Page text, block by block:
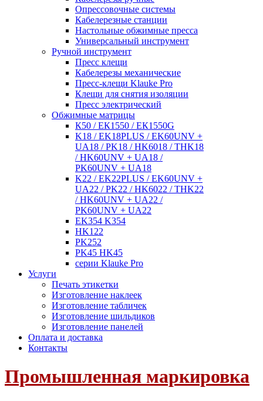
Опрессовочные системы
Кабелерезные станции
Настольные обжимные пресса
Универсальный инструмент
Ручной инструмент
Пресс клещи
Кабелерезы механические
Пресс-клещи Klauke Pro
Клещи для снятия изоляции
Пресс электрический
Обжимные матрицы
К50 / ЕК1550 / ЕК1550G
K18 / EK18PLUS / EK60UNV +
UA18 / PK18 / HK6018 / THK18
/ HK60UNV + UA18 /
PK60UNV + UA18
K22 / EK22PLUS / EK60UNV +
UA22 / PK22 / HK6022 / THK22
/ HK60UNV + UA22 /
PK60UNV + UA22
EK354 K354
HK122
PK252
PK45 HK45
серии Klauke Pro
Услуги
Печать этикетки
Изготовление наклеек
Изготовление табличек
Изготовление шильдиков
Изготовление панелей
Оплата и доставка
Контакты
Промышленная маркировка